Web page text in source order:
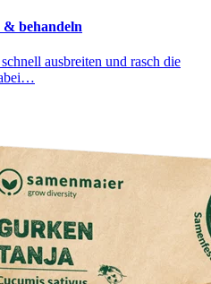
behandeln
ausbreiten und rasch die